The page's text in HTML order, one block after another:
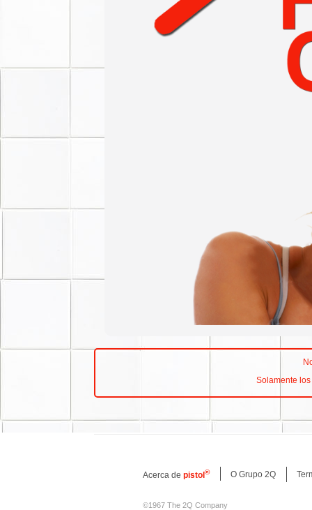
Solamente
Acerca de pistol® O Grupo 2Q
©1967 The 2Q Company